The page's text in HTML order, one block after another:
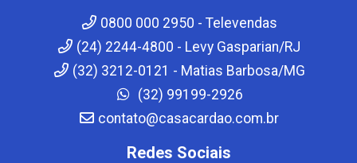
0800 000 2950 - Televendas
(24) 2244-4800 - Levy Gasparian/RJ
(32) 3212-0121 - Matias Barbosa/MG
(32) 99199-2926
contato@casacardao.com.br
Redes Sociais